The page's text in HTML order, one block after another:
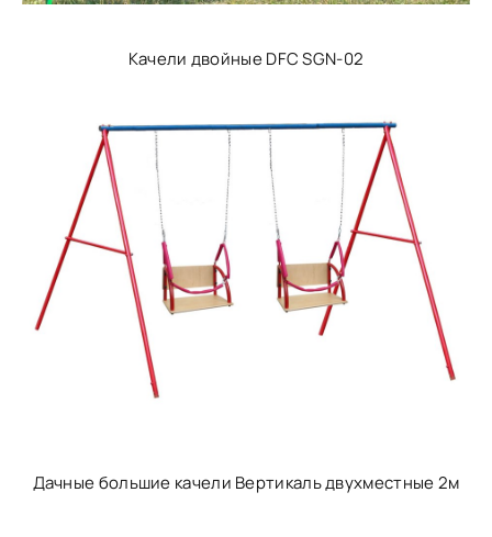
Качели двойные DFC SGN-02
Дачные большие качели Вертикаль двухместные 2м